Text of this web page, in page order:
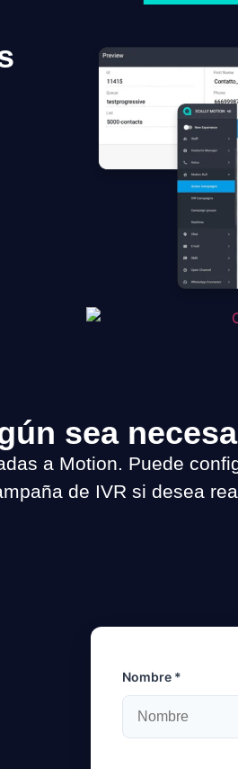
sea
a Motion. Puede
de IVR si desea
Nombre *